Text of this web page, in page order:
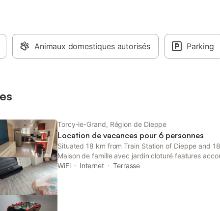
Animaux domestiques autorisés Parking
Torcy-le-Grand, Région de Dieppe
Location de vacances pour 6 personnes
Situated 18 km from Train Station of Dieppe and
Maison de famille avec jardin cloturé features
Grand. This holiday home provides free private
WiFi Internet Terrasse